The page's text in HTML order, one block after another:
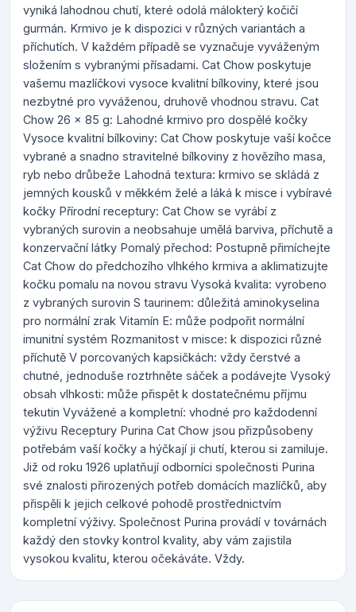
vyniká lahodnou chutí, které odolá málokterý kočičí
gurmán. Krmivo je k dispozici v různých variantách a
příchutích. V každém případě se vyznačuje vyváženým
složením s vybranými přísadami. Cat Chow poskytuje
vašemu mazlíčkovi vysoce kvalitní bílkoviny, které jsou
nezbytné pro vyváženou, druhově vhodnou stravu. Cat
Chow 26 x 85 g: Lahodné krmivo pro dospělé kočky
Vysoce kvalitní bílkoviny: Cat Chow poskytuje vaší kočce
vybrané a snadno stravitelné bílkoviny z hovězího masa,
ryb nebo drůbeže Lahodná textura: krmivo se skládá z
jemných kousků v měkkém želé a láká k misce i vybíravé
kočky Přírodní receptury: Cat Chow se vyrábí z
vybraných surovin a neobsahuje umělá barviva, příchutě a
konzervační látky Pomalý přechod: Postupně přimíchejte
Cat Chow do předchozího vlhkého krmiva a aklimatizujte
kočku pomalu na novou stravu Vysoká kvalita: vyrobeno
z vybraných surovin S taurinem: důležitá aminokyselina
pro normální zrak Vitamín E: může podpořit normální
imunitní systém Rozmanitost v misce: k dispozici různé
příchutě V porcovaných kapsičkách: vždy čerstvé a
chutné, jednoduše roztrhněte sáček a podávejte Vysoký
obsah vlhkosti: může přispět k dostatečnému příjmu
tekutin Vyvážené a kompletní: vhodné pro každodenní
výživu Receptury Purina Cat Chow jsou přizpůsobeny
potřebám vaší kočky a hýčkají ji chutí, kterou si zamiluje.
Již od roku 1926 uplatňují odborníci společnosti Purina
své znalosti přirozených potřeb domácích mazlíčků, aby
přispěli k jejich celkové pohodě prostřednictvím
kompletní výživy. Společnost Purina provádí v továrnách
každý den stovky kontrol kvality, aby vám zajistila
vysokou kvalitu, kterou očekáváte. Vždy.